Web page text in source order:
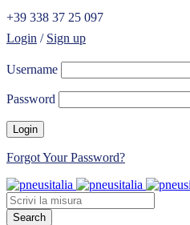
+39 338 37 25 097
Login / Sign up
Username
Password
Forgot Your Password?